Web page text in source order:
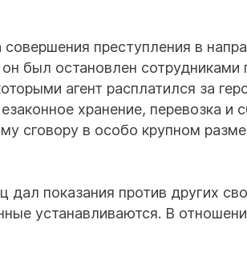
преступления в
был остановлен
агент расплатился за
хранение, перевозка и
сговору в особо крупном
дал показания против других
устанавливаются. В